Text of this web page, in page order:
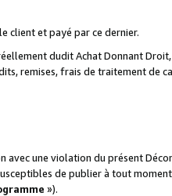
client et payé par ce dernier.
dudit Achat Donnant
remises, frais de traitement de
avec une violation du présent
de publier à tout
»).